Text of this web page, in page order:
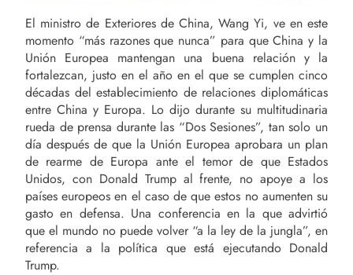
El ministro de Exteriores de China, Wang Yi, ve en este
momento “más razones que nunca” para que China y la
Unión Europea mantengan una buena relación y la
fortalezcan, justo en el año en el que se cumplen cinco
décadas del establecimiento de relaciones diplomáticas
entre China y Europa. Lo dijo durante su multitudinaria
rueda de prensa durante las “Dos Sesiones”, tan solo un
día después de que la Unión Europea aprobara un plan
de rearme de Europa ante el temor de que Estados
Unidos, con Donald Trump al frente, no apoye a los
países europeos en el caso de que estos no aumenten su
gasto en defensa. Una conferencia en la que advirtió
que el mundo no puede volver “a la ley de la jungla”, en
referencia a la política que está ejecutando Donald
Trump.